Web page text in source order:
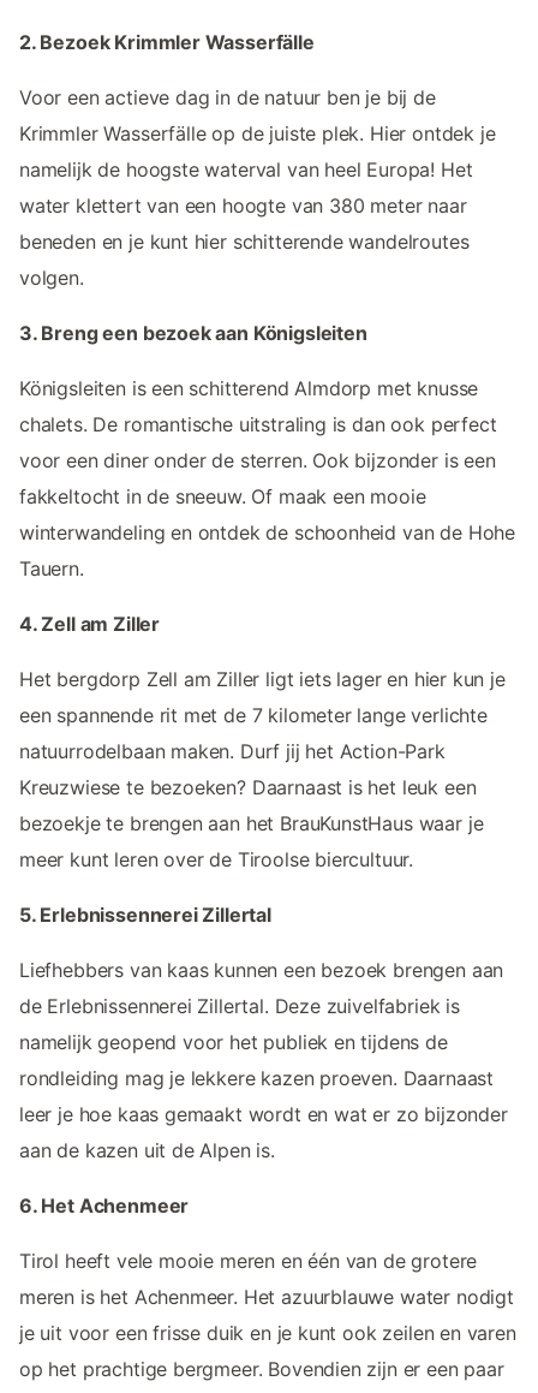
2. Bezoek Krimmler Wasserfälle
Voor een actieve dag in de natuur ben je bij de
Krimmler Wasserfälle op de juiste plek. Hier ontdek je
namelijk de hoogste waterval van heel Europa! Het
water klettert van een hoogte van 380 meter naar
beneden en je kunt hier schitterende wandelroutes
volgen.
3. Breng een bezoek aan Königsleiten
Königsleiten is een schitterend Almdorp met knusse
chalets. De romantische uitstraling is dan ook perfect
voor een diner onder de sterren. Ook bijzonder is een
fakkeltocht in de sneeuw. Of maak een mooie
winterwandeling en ontdek de schoonheid van de Hohe
Tauern.
4. Zell am Ziller
Het bergdorp Zell am Ziller ligt iets lager en hier kun je
een spannende rit met de 7 kilometer lange verlichte
natuurrodelbaan maken. Durf jij het Action-Park
Kreuzwiese te bezoeken? Daarnaast is het leuk een
bezoekje te brengen aan het BrauKunstHaus waar je
meer kunt leren over de Tiroolse biercultuur.
5. Erlebnissennerei Zillertal
Liefhebbers van kaas kunnen een bezoek brengen aan
de Erlebnissennerei Zillertal. Deze zuivelfabriek is
namelijk geopend voor het publiek en tijdens de
rondleiding mag je lekkere kazen proeven. Daarnaast
leer je hoe kaas gemaakt wordt en wat er zo bijzonder
aan de kazen uit de Alpen is.
6. Het Achenmeer
Tirol heeft vele mooie meren en één van de grotere
meren is het Achenmeer. Het azuurblauwe water nodigt
je uit voor een frisse duik en je kunt ook zeilen en varen
op het prachtige bergmeer. Bovendien zijn er een paar